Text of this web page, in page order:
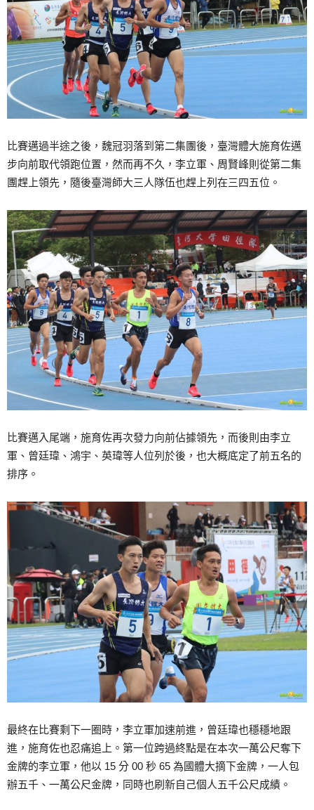
比賽邁過半途之後，魏冠羽落到第二集團後，臺灣體大施育佐邁
步向前取代領跑位置，然而再不久，李立軍、周賢峰則從第二集
團趕上領先，隨後臺灣師大三人隊伍也趕上列在三四五位。
比賽邁入尾端，施育佐再次發力向前佔據領先，而後則由李立
軍、曾廷瑋、鴻宇、英瑋等人位列於後，也大概底定了前五名的
排序。
最終在比賽剩下一圈時，李立軍加速前進，曾廷瑋也穩穩地跟
進，施育佐也忍痛追上。第一位跨過終點是在本次一萬公尺奪下
金牌的李立軍，他以 15 分 00 秒 65 為國體大摘下金牌，一人包
辦五千、一萬公尺金牌，同時也刷新自己個人五千公尺成績。